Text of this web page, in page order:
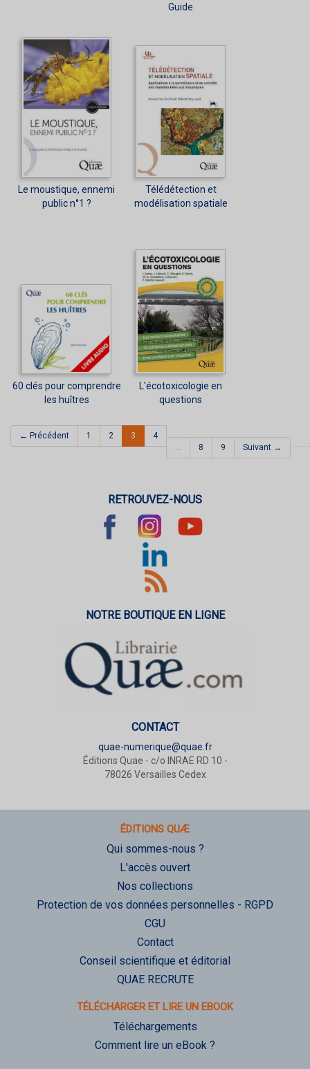
Guide
Le moustique, ennemi
public n°1 ?
Télédétection et
modélisation spatiale
60 clés pour comprendre
les huîtres
L'écotoxicologie en
questions
← Précédent 1 2 3 (current)
4
…
8 9 Suivant →
RETROUVEZ-NOUS
NOTRE BOUTIQUE EN LIGNE
CONTACT
quae-numerique@quae.fr
Éditions Quae - c/o INRAE RD 10 -
78026 Versailles Cedex
ÉDITIONS QUÆ
Qui sommes-nous ?
L'accès ouvert
Nos collections
Protection de vos données personnelles - RGPD
CGU
Contact
Conseil scientifique et éditorial
QUAE RECRUTE
TÉLÉCHARGER ET LIRE UN EBOOK
Téléchargements
Comment lire un eBook ?